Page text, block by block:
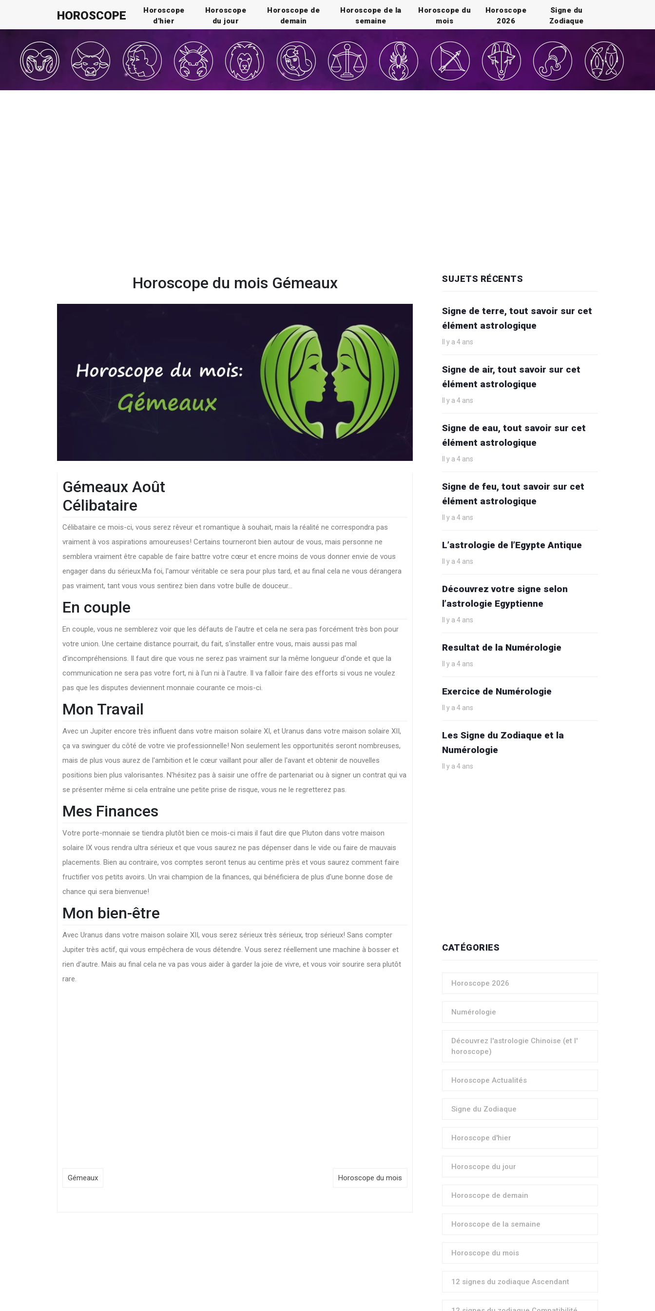
HOROSCOPE
Horoscope
d'hier
Horoscope
du jour
Horoscope de
demain
Horoscope de la
semaine
Horoscope du
mois
Horoscope
2026
Signe du
Zodiaque
Horoscope du mois Gémeaux
Gémeaux Août
Célibataire
Célibataire ce mois-ci, vous serez rêveur et romantique à souhait, mais la réalité ne correspondra pas
vraiment à vos aspirations amoureuses! Certains tourneront bien autour de vous, mais personne ne
semblera vraiment être capable de faire battre votre cœur et encre moins de vous donner envie de vous
engager dans du sérieux.Ma foi, l'amour véritable ce sera pour plus tard, et au final cela ne vous dérangera
pas vraiment, tant vous vous sentirez bien dans votre bulle de douceur...
En couple
En couple, vous ne semblerez voir que les défauts de l'autre et cela ne sera pas forcément très bon pour
votre union. Une certaine distance pourrait, du fait, s'installer entre vous, mais aussi pas mal
d’incompréhensions. Il faut dire que vous ne serez pas vraiment sur la même longueur d'onde et que la
communication ne sera pas votre fort, ni à l'un ni à l'autre. Il va falloir faire des efforts si vous ne voulez
pas que les disputes deviennent monnaie courante ce mois-ci.
Mon Travail
Avec un Jupiter encore très influent dans votre maison solaire XI, et Uranus dans votre maison solaire XII,
ça va swinguer du côté de votre vie professionnelle! Non seulement les opportunités seront nombreuses,
mais de plus vous aurez de l'ambition et le cœur vaillant pour aller de l'avant et obtenir de nouvelles
positions bien plus valorisantes. N'hésitez pas à saisir une offre de partenariat ou à signer un contrat qui va
se présenter même si cela entraîne une petite prise de risque, vous ne le regretterez pas.
Mes Finances
Votre porte-monnaie se tiendra plutôt bien ce mois-ci mais il faut dire que Pluton dans votre maison
solaire IX vous rendra ultra sérieux et que vous saurez ne pas dépenser dans le vide ou faire de mauvais
placements. Bien au contraire, vos comptes seront tenus au centime près et vous saurez comment faire
fructifier vos petits avoirs. Un vrai champion de la finances, qui bénéficiera de plus d'une bonne dose de
chance qui sera bienvenue!
Mon bien-être
Avec Uranus dans votre maison solaire XII, vous serez sérieux très sérieux, trop sérieux! Sans compter
Jupiter très actif, qui vous empêchera de vous détendre. Vous serez réellement une machine à bosser et
rien d'autre. Mais au final cela ne va pas vous aider à garder la joie de vivre, et vous voir sourire sera plutôt
rare.
Gémeaux Horoscope du mois
SUJETS RÉCENTS
Signe de terre, tout savoir sur cet
élément astrologique
Il y a 4 ans
Signe de air, tout savoir sur cet
élément astrologique
Il y a 4 ans
Signe de eau, tout savoir sur cet
élément astrologique
Il y a 4 ans
Signe de feu, tout savoir sur cet
élément astrologique
Il y a 4 ans
L’astrologie de l’Egypte Antique
Il y a 4 ans
Découvrez votre signe selon
l’astrologie Egyptienne
Il y a 4 ans
Resultat de la Numérologie
Il y a 4 ans
Exercice de Numérologie
Il y a 4 ans
Les Signe du Zodiaque et la
Numérologie
Il y a 4 ans
CATÉGORIES
Horoscope 2026
Numérologie
Découvrez l'astrologie Chinoise (et l'
horoscope)
Horoscope Actualités
Signe du Zodiaque
Horoscope d'hier
Horoscope du jour
Horoscope de demain
Horoscope de la semaine
Horoscope du mois
12 signes du zodiaque Ascendant